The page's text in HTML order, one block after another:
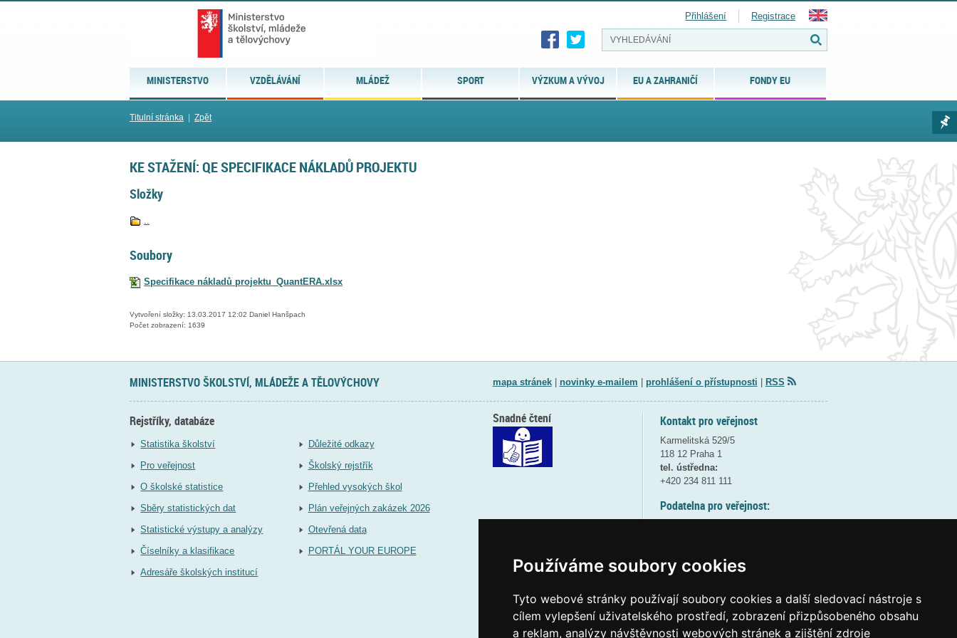
Používáme soubory cookies
Tyto webové stránky používají soubory cookies a další sledovací nástroje s
cílem vylepšení uživatelského prostředí, zobrazení přizpůsobeného obsahu
a reklam, analýzy návštěvnosti webových stránek a zjištění zdroje
MINISTERSTVO VZDĚLÁVÁNÍ MLÁDEŽ SPORT VÝZKUM A VÝVOJ EU A ZAHRANIČÍ FONDY EU
Přihlášení Registrace
Titulní stránka Zpět
KE STAŽENÍ: QE SPECIFIKACE NÁKLADŮ PROJEKTU
Složky
..
Soubory
Specifikace nákladů projektu_QuantERA.xlsx
Vytvoření složky: 13.03.2017 12:02 Daniel Hanšpach
Počet zobrazení: 1639
MINISTERSTVO ŠKOLSTVÍ, MLÁDEŽE A TĚLOVÝCHOVY mapa stránek| novinky e-mailem prohlášení o přístupnosti RSS
Rejstříky, databáze
Statistika školství
Pro veřejnost
O školské statistice
Sběry statistických dat
Statistické výstupy a analýzy
Číselníky a klasifikace
Adresáře školských institucí
Důležité odkazy
Školský rejstřík
Přehled vysokých škol
Plán veřejných zakázek 2026
Otevřená data
PORTÁL YOUR EUROPE
Kontakt pro veřejnost
Karmelitská 529/5
118 12 Praha 1
tel. ústředna:
+420 234 811 111
Podatelna pro veřejnost:
(více informací
Elektronická podatelna:
posta@msmtgov cz
Snadné čtení